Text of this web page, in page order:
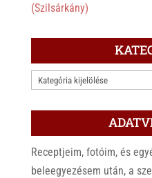
(Szilsárkány)
KATEGÓRIÁK
Receptjeim, fotóim, és
beleegyezésem után, a